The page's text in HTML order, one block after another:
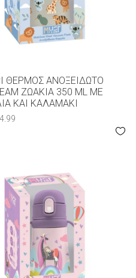
ΘΕΡΜΌΣ ΑΝΟΞΕΊΔΩΤΟ
ΖΩΆΚΙΑ 350 ML ΜΕ
ΚΑΙ ΚΑΛΑΜΆΚΙ